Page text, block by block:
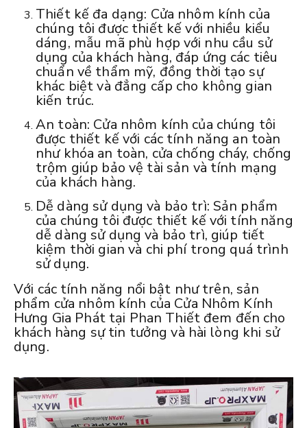
Thiết kế đa dạng: Cửa nhôm kính của
chúng tôi được thiết kế với nhiều kiểu
dáng, mẫu mã phù hợp với nhu cầu sử
dụng của khách hàng, đáp ứng các tiêu
chuẩn về thẩm mỹ, đồng thời tạo sự
khác biệt và đẳng cấp cho không gian
kiến trúc.
An toàn: Cửa nhôm kính của chúng tôi
được thiết kế với các tính năng an toàn
như khóa an toàn, cửa chống cháy, chống
trộm giúp bảo vệ tài sản và tính mạng
của khách hàng.
Dễ dàng sử dụng và bảo trì: Sản phẩm
của chúng tôi được thiết kế với tính năng
dễ dàng sử dụng và bảo trì, giúp tiết
kiệm thời gian và chi phí trong quá trình
sử dụng.
Với các tính năng nổi bật như trên, sản
phẩm cửa nhôm kính của Cửa Nhôm Kính
Hưng Gia Phát tại Phan Thiết đem đến cho
khách hàng sự tin tưởng và hài lòng khi sử
dụng.